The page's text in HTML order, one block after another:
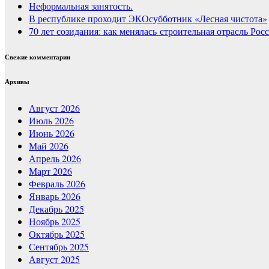
Неформальная занятость.
В республике проходит ЭКОсубботник «Лесная чистота»
70 лет созидания: как менялась строительная отрасль
Свежие комментарии
Архивы
Август 2026
Июль 2026
Июнь 2026
Май 2026
Апрель 2026
Март 2026
Февраль 2026
Январь 2026
Декабрь 2025
Ноябрь 2025
Октябрь 2025
Сентябрь 2025
Август 2025